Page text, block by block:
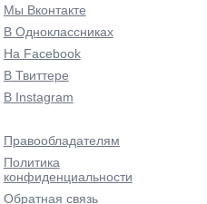
Мы Вконтакте
В Одноклассниках
На Facebook
В Твиттере
В Instagram
Правообладателям
Политика
конфиденциальности
Обратная связь